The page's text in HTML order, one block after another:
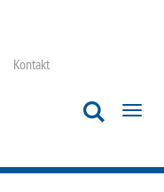
Kontakt